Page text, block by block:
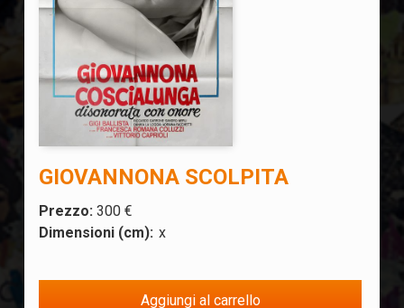
GIOVANNONA SCOLPITA
Prezzo:300 €
Dimensioni (cm): x